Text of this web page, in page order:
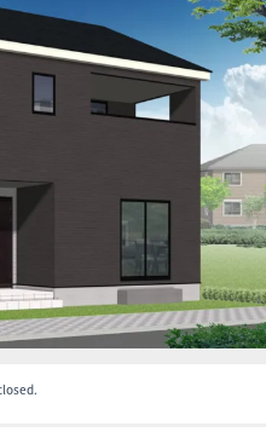
ト内容
売却の流れ
用・売却の豆知識
ービス
スタッフ紹介